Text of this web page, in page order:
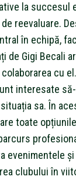
la succesul
reevaluare.
în echipă,
de Gigi Becali
cu
interesate
sa. În
toate
evenimentele
clubului în